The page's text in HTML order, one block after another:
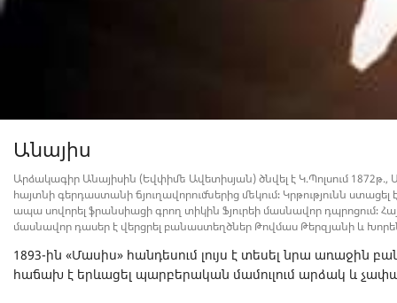
Անայիս
Արձակագիր Անայիսին (Եվփիմե Ավետիսյան) ծնվել է Կ.Պոլսում
հայտնի գերդաստանի ճյուղավորումներից մեկում։ Կրթությունն
ապա սովորել ֆրանսիացի գրող տիկին Ֆյուրեի մասնավոր դպրոցում։
մասնավոր դասեր է վերցրել բանաստեղծներ Թովմաս Թերզյանի և
1893-ին «Մասիս» հանդեսում լույս է տեսել նրա առաջին
հաճախ է երևացել պարբերական մամուլում արձակ և